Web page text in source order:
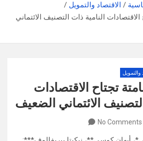
الاقتصاد والتمويل
النامية ذات التصنيف الائتماني
والتمويل
تجتاح الاقتصادات
الائتماني الضعيف
No Comments